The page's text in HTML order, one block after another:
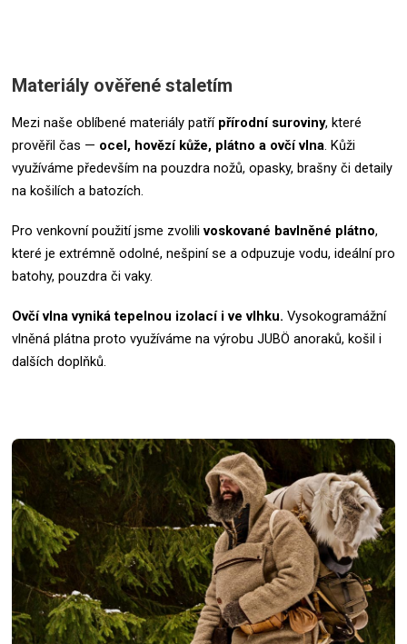
Materiály ověřené staletím
Mezi naše oblíbené materiály patří přírodní suroviny, které
prověřil čas — ocel, hovězí kůže, plátno a ovčí vlna. Kůži
využíváme především na pouzdra nožů, opasky, brašny či detaily
na košilích a batozích.
Pro venkovní použití jsme zvolili voskované bavlněné plátno,
které je extrémně odolné, nešpiní se a odpuzuje vodu, ideální pro
batohy, pouzdra či vaky.
Ovčí vlna vyniká tepelnou izolací i ve vlhku. Vysokogramážní
vlněná plátna proto využíváme na výrobu JUBÖ anoraků, košil i
dalších doplňků.